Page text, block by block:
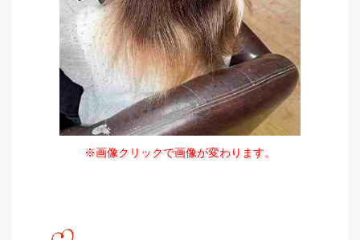
※画像クリックで画像が変わります。